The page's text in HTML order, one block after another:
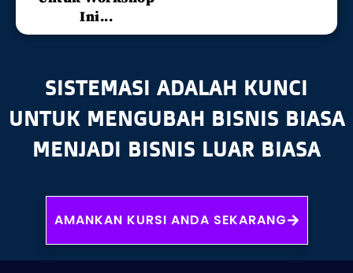
Ini...
SISTEMASI ADALAH KUNCI
UNTUK MENGUBAH BISNIS BIASA
MENJADI BISNIS LUAR BIASA
AMANKAN KURSI ANDA SEKARANG